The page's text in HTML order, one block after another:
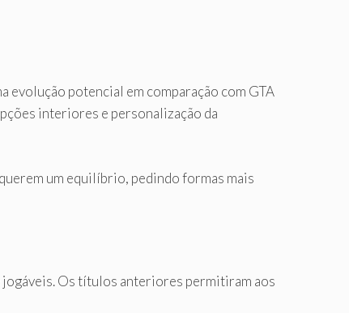
evolução potencial em comparação com GTA
interiores e personalização da
um equilíbrio, pedindo formas mais
Os títulos anteriores permitiram aos